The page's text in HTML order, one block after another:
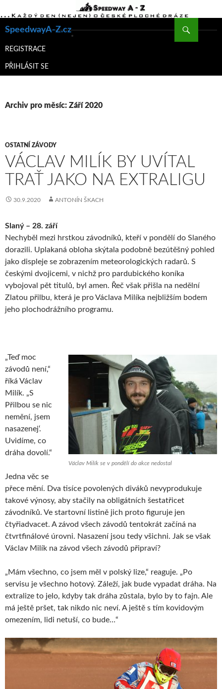
SpeedwayA-Z.cz
K
WEBU
REGISTRACE
PŘIHLÁSIT SE
Archiv pro měsíc: Září 2020
OSTATNÍ ZÁVODY
VÁCLAV MILÍK BY UVÍTAL
TRAŤ JAKO NA EXTRALIGU
30.9.2020 ANTONÍN ŠKACH
Slaný – 28. září
Nechyběl mezi hrstkou závodníků, kteří v pondělí do Slaného
dorazili. Uplakaná obloha skýtala podobně bezútěšný pohled
jako displeje se zobrazením meteorologických radarů. S
českými dvojicemi, v nichž pro pardubického koníka
vybojoval pět titulů, byl amen. Řeč však přišla na nedělní
Zlatou přilbu, která je pro Václava Milíka nejbližším bodem
jeho plochodrážního programu.
Václav Milík se v pondělí do akce nedostal
„Teď moc
závodů není,“
říká Václav
Milík. „S
Přilbou se nic
nemění, jsem
nasazenej‘.
Uvidíme, co
dráha dovolí.“
Jedna věc se
přece mění. Dva tisíce povolených diváků nevyprodukuje
takové výnosy, aby stačily na obligátních šestatřicet
závodníků. Ve startovní listině jich proto figuruje jen
čtyřiadvacet. A závod všech závodů tentokrát začíná na
čtvrtfinálové úrovni. Nasazení jsou tedy všichni. Jak se však
Václav Milík na závod všech závodů připraví?
„Mám všechno, co jsem měl v polský lize,“ reaguje. „Po
servisu je všechno hotový. Záleží, jak bude vypadat dráha. Na
extralize to jelo, kdyby tak dráha zůstala, bylo by to fajn. Ale
má ještě pršet, tak nikdo nic neví. A ještě s tím kovidovým
omezením, lidi netuší, co bude…“